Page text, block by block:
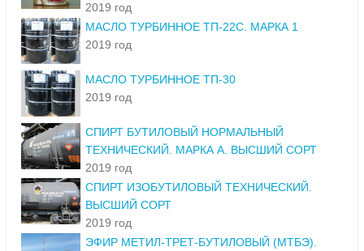
2019 год
МАСЛО ТУРБИННОЕ ТП-22С. МАРКА 1
2019 год
МАСЛО ТУРБИННОЕ ТП-30
2019 год
СПИРТ БУТИЛОВЫЙ НОРМАЛЬНЫЙ
ТЕХНИЧЕСКИЙ. МАРКА А. ВЫСШИЙ СОРТ
2019 год
СПИРТ ИЗОБУТИЛОВЫЙ ТЕХНИЧЕСКИЙ.
ВЫСШИЙ СОРТ
2019 год
ЭФИР МЕТИЛ-ТРЕТ-БУТИЛОВЫЙ (МТБЭ).